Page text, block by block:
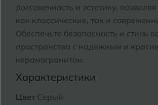
долговечность и эстетику,
как классические, так и
Обеспечьте безопасность и стиль
пространства с надежным и
керамогранитом.
Характеристики
Цвет Серый
Курган
Курганинск
Магнитогорск
Майкоп
Х Химки